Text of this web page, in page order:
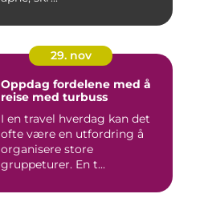
29. nov
Oppdag fordelene med å
reise med turbuss
I en travel hverdag kan det
ofte være en utfordring å
organisere store
gruppeturer. En t...